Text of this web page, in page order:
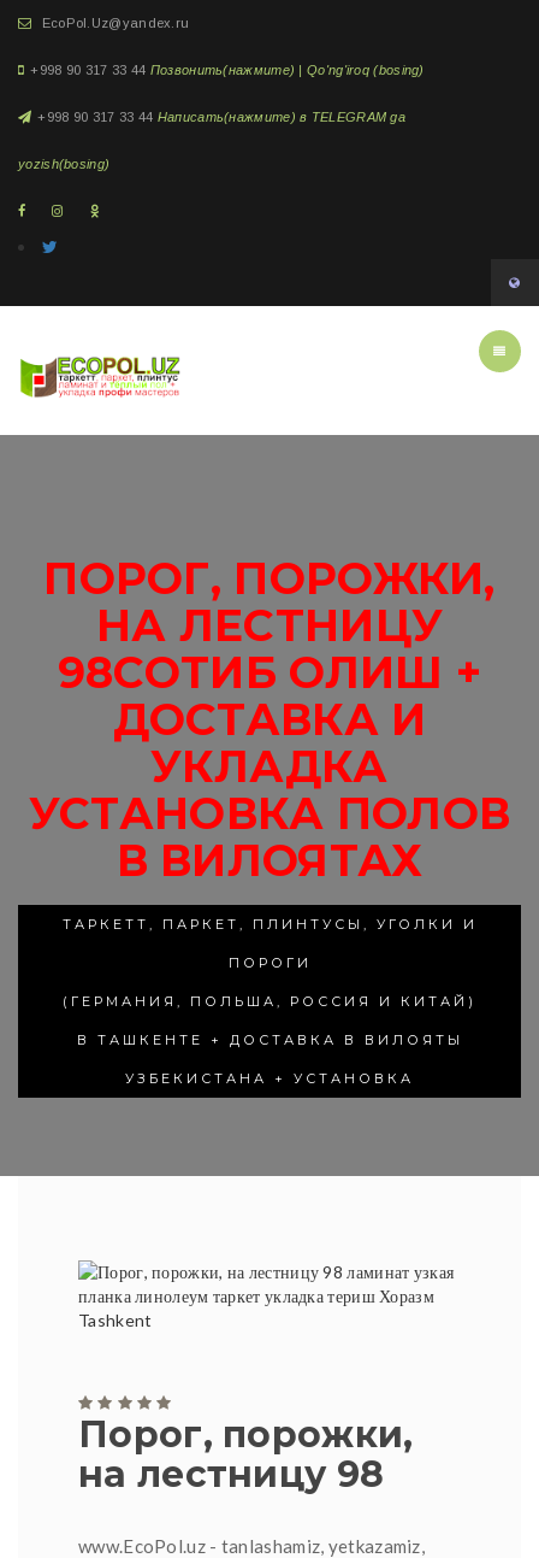
EcoPol.Uz@yandex.ru
+998 90 317 33 44 Позвонить(нажмите) | Qo'ng'iroq (bosing)
+998 90 317 33 44 Написать(нажмите) в TELEGRAM ga
yozish(bosing)
ПОРОГ, ПОРОЖКИ,
НА ЛЕСТНИЦУ
98СОТИБ ОЛИШ +
ДОСТАВКА И
УКЛАДКА
УСТАНОВКА ПОЛОВ
В ВИЛОЯТАХ
ТАРКЕТТ, ПАРКЕТ, ПЛИНТУСЫ, УГОЛКИ И
ПОРОГИ
(ГЕРМАНИЯ, ПОЛЬША, РОССИЯ И КИТАЙ)
В ТАШКЕНТЕ + ДОСТАВКА В ВИЛОЯТЫ
УЗБЕКИСТАНА + УСТАНОВКА
Порог, порожки,
на лестницу 98
www.EcoPol.uz - tanlashamiz, yetkazamiz,